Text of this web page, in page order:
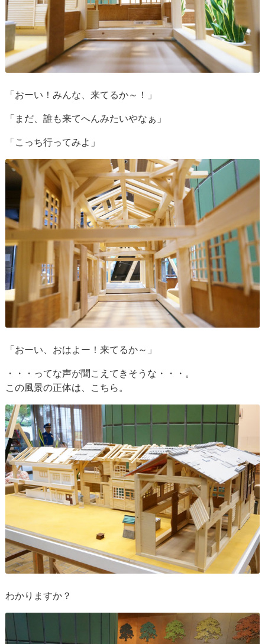
「おーい！みんな、来てるか～！」
「まだ、誰も来てへんみたいやなぁ」
「こっち行ってみよ」
「おーい、おはよー！来てるか～」
・・・ってな声が聞こえてきそうな・・・。
この風景の正体は、こちら。
わかりますか？